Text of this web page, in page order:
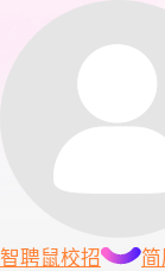
智聘鼠校招